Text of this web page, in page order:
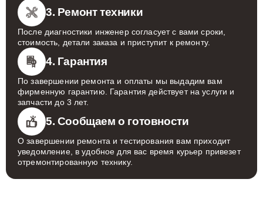
3. Ремонт техники
После диагностики инженер согласует с вами сроки,
стоимость, детали заказа и приступит к ремонту.
4. Гарантия
По завершении ремонта и оплаты мы выдадим вам
фирменную гарантию. Гарантия действует на услуги и
запчасти до 3 лет.
5. Сообщаем о готовности
О завершении ремонта и тестирования вам приходит
уведомление, в удобное для вас время курьер привезет
отремонтированную технику.